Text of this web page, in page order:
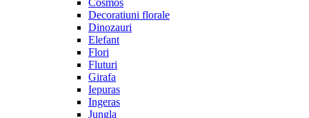
Cosmos
Decoratiuni florale
Dinozauri
Elefant
Flori
Fluturi
Girafa
Iepuras
Ingeras
Jungla